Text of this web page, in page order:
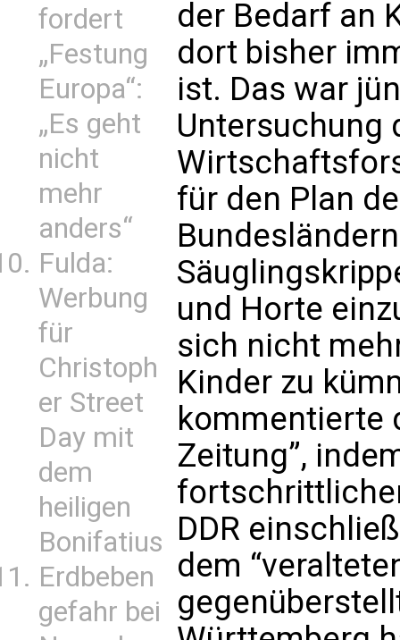
fordert
„Festung
Europa“:
„Es geht
nicht
mehr
anders“
Fulda:
Werbung
für
Christoph
er Street
Day mit
dem
heiligen
Bonifatius
Erdbeben
gefahr bei
der Bedarf an
dort bisher
ist. Das war
Untersuchung
für den Plan
und Horte
sich nicht
Kinder zu
kommentierte
Zeitung”,
DDR
dem